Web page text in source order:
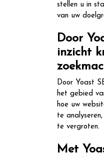
stellen u in
van uw
Door
inzicht
Door Yoast
het gebied
hoe uw
te
te vergroten.
Met